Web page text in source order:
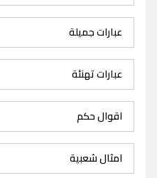
عبارات جميلة
عبارات تهنئة
اقوال حكم
امثال شعبية